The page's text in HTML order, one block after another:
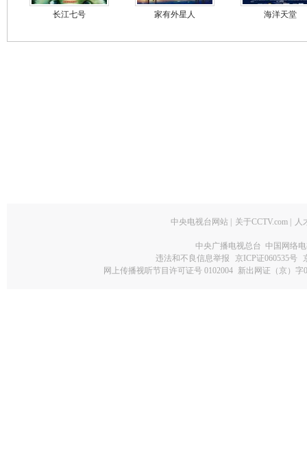
长江七号 家有外星人 海洋天堂
中央电视台网站 关于CCTV.com 人
中央广播电视总台 中国网络
违法和不良信息举报
京ICP证060535号
网上传播视听节目许可证号 0102004 新出网证（京）